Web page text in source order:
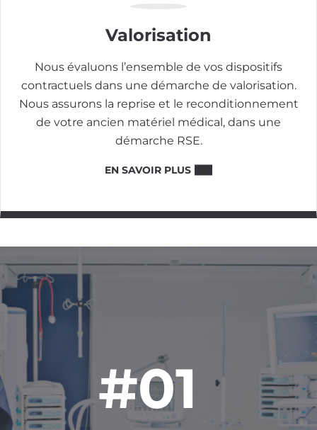
Valorisation
Nous évaluons l’ensemble de vos dispositifs
contractuels dans une démarche de valorisation.
Nous assurons la reprise et le reconditionnement
de votre ancien matériel médical, dans une
démarche RSE.
EN SAVOIR PLUS
#01